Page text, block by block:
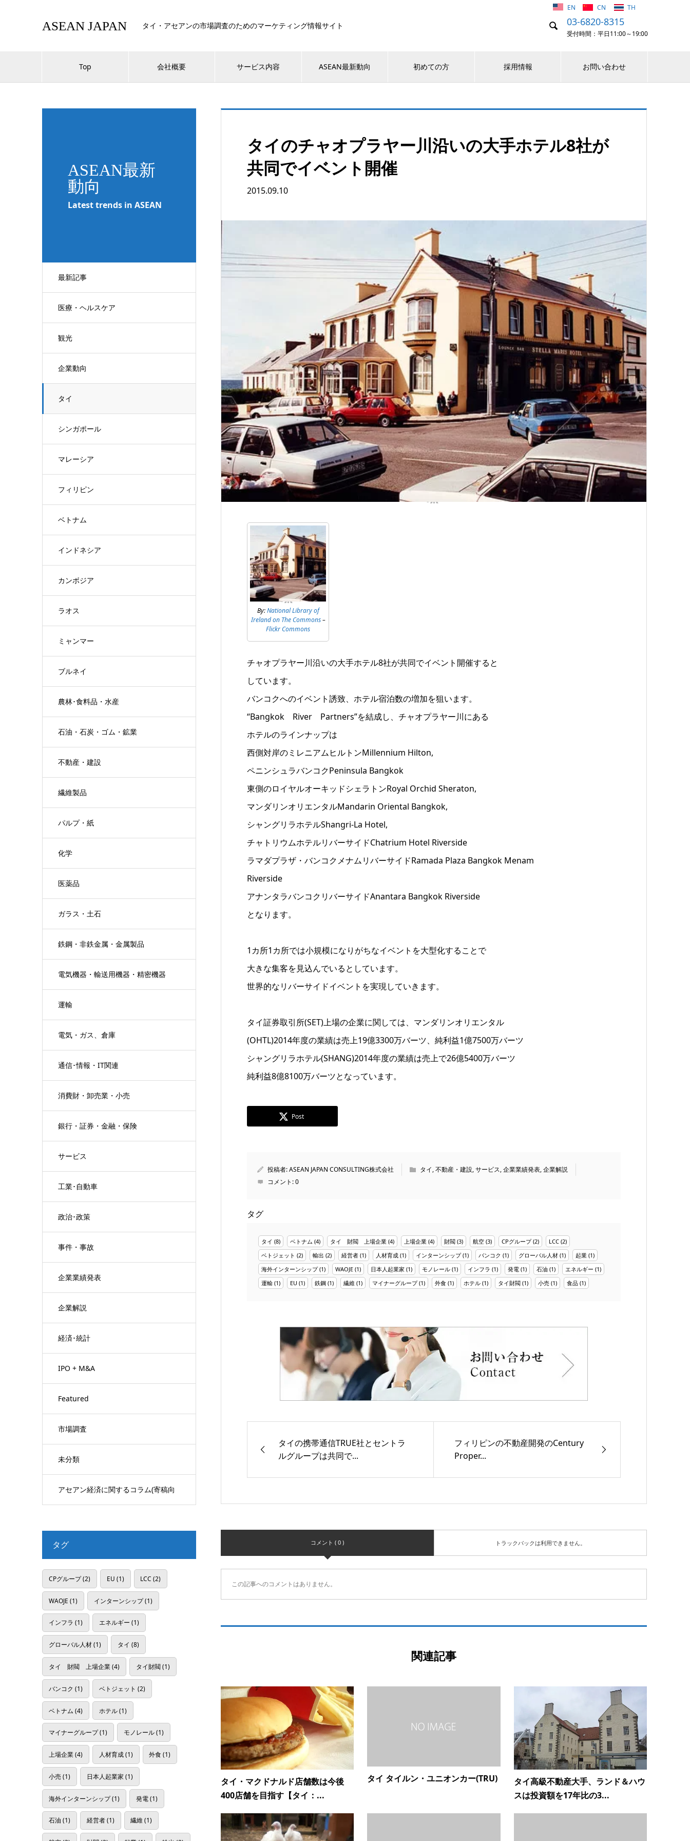
ASEAN JAPAN タイ・アセアンの市場調査のためのマーケティング情報サイト  03-6820-8315
受付時間：平日11:00～19:00
EN CN TH
Top 会社概要 サービス内容 ASEAN最新動向 初めての方 採用情報 お問い合わせ
ASEAN最新
動向
Latest trends in ASEAN
最新記事
医療・ヘルスケア
観光
企業動向
タイ
シンガポール
マレーシア
フィリピン
ベトナム
インドネシア
カンボジア
ラオス
ミャンマー
ブルネイ
農林･食料品・水産
石油・石炭・ゴム・鉱業
不動産・建設
繊維製品
パルプ・紙
化学
医薬品
ガラス・土石
鉄鋼・非鉄金属・金属製品
電気機器・輸送用機器・精密機器
運輸
電気・ガス、倉庫
通信･情報・IT関連
消費財・卸売業・小売
銀行・証券・金融・保険
サービス
工業･自動車
政治･政策
事件・事故
企業業績発表
企業解説
経済･統計
IPO + M&A
Featured
市場調査
未分類
アセアン経済に関するコラム(寄稿向
タイのチャオプラヤー川沿いの大手ホテル8社が
共同でイベント開催
2015.09.10
By:National Library of
Ireland on The Commons–
Flickr Commons
チャオプラヤー川沿いの大手ホテル8社が共同でイベント開催すると
しています。
バンコクへのイベント誘致、ホテル宿泊数の増加を狙います。
“Bangkok River Partners”を結成し、チャオプラヤー川にある
ホテルのラインナップは
西側対岸のミレニアムヒルトンMillennium Hilton,
ペニンシュラバンコクPeninsula Bangkok
東側のロイヤルオーキッドシェラトンRoyal Orchid Sheraton,
マンダリンオリエンタルMandarin Oriental Bangkok,
シャングリラホテルShangri-La Hotel,
チャトリウムホテルリバーサイドChatrium Hotel Riverside
ラマダプラザ・バンコクメナムリバーサイドRamada Plaza Bangkok Menam
Riverside
アナンタラバンコクリバーサイドAnantara Bangkok Riverside
となります。
1カ所1カ所では小規模になりがちなイベントを大型化することで
大きな集客を見込んでいるとしています。
世界的なリバーサイドイベントを実現していきます。
タイ証券取引所(SET)上場の企業に関しては、マンダリンオリエンタル
(OHTL)2014年度の業績は売上19億3300万バーツ、純利益1億7500万バーツ
シャングリラホテル(SHANG)2014年度の業績は売上で26億5400万バーツ
純利益8億8100万バーツとなっています。
Post
投稿者:ASEAN JAPAN CONSULTING株式会社 タイ,不動産・建設,サービス,企業業績発表,企業解説
コメント:0
タグ
タイ (8) ベトナム (4) タイ 財閥 上場企業 (4) 上場企業 (4) 財閥 (3) 航空 (3) CPグループ(2) LCC (2)
ベトジェット (2) 輸出 (2) 経営者 (1) 人材育成 (1) インターンシップ(1) バンコク (1) グローバル人材 (1) 起業 (1)
海外インターンシップ(1) WAOJE (1) 日本人起業家 (1) モノレール (1) インフラ (1) 発電 (1) 石油 (1) エネルギー (1)
運輸 (1) EU (1) 鉄鋼 (1) 繊維 (1) マイナーグループ(1) 外食 (1) ホテル (1) タイ財閥 (1) 小売 (1) 食品 (1)
タイの携帯通信TRUE社とセントラ
ルグループは共同で...
フィリピンの不動産開発のCentury
Proper...
コメント ( 0 ) トラックバックは利用できません。
この記事へのコメントはありません。
関連記事
タイ・マクドナルド店舗数は今後
400店舗を目指す【タイ：...
タイ タイルン・ユニオンカー(TRU)
タイ高級不動産大手、ランド＆ハウ
スは投資額を17年比の3...
タグ
CPグループ(2) EU (1) LCC (2)
WAOJE (1) インターンシップ(1)
インフラ (1) エネルギー (1)
グローバル人材(1) タイ (8)
タイ 財閥 上場企業(4) タイ財閥(1)
バンコク (1) ベトジェット (2)
ベトナム (4) ホテル(1)
マイナーグループ(1) モノレール(1)
上場企業(4) 人材育成(1) 外食(1)
小売(1) 日本人起業家 (1)
海外インターンシップ(1) 発電(1)
石油 (1) 経営者(1) 繊維(1)